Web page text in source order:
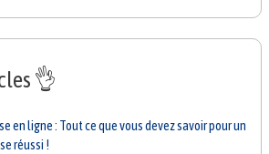
👌
en ligne : Tout ce que vous devez savoir pour un
réussi !